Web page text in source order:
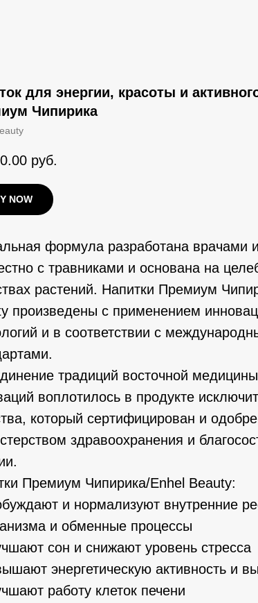
для энергии, красоты и
Чипирика
руб.
NOW
формула разработана врачами
с травниками и основана на
растений. Напитки Премиум
произведены с применением
и в соответствии с
традиций восточной
воплотилось в продукте
который сертифицирован и
здравоохранения и
Премиум Чипирика/Enhel Beauty:
и нормализуют внутренние
и обменные процессы
сон и снижают уровень стресса
энергетическую активность и
работу клеток печени